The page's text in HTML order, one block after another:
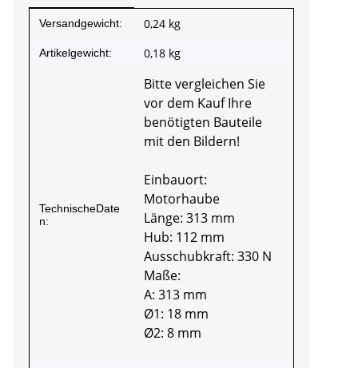
Produkteigenschaft
Wert
Versandgewicht: 0,24 kg
Artikelgewicht: 0,18 kg
TechnischeDate
n:
Bitte vergleichen Sie
vor dem Kauf Ihre
benötigten Bauteile
mit den Bildern!
Einbauort:
Motorhaube
Länge: 313 mm
Hub: 112 mm
Ausschubkraft: 330 N
Maße:
A: 313 mm
Ø1: 18 mm
Ø2: 8 mm